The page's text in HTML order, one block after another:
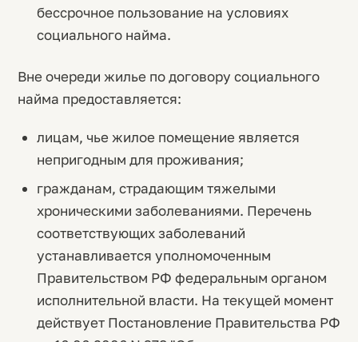
бессрочное пользование на условиях
социального найма.
Вне очереди жилье по договору социального
найма предоставляется:
лицам, чье жилое помещение является
непригодным для проживания;
гражданам, страдающим тяжелыми
хроническими заболеваниями. Перечень
соответствующих заболеваний
устанавливается уполномоченным
Правительством РФ федеральным органом
исполнительной власти. На текущей момент
действует Постановление Правительства РФ